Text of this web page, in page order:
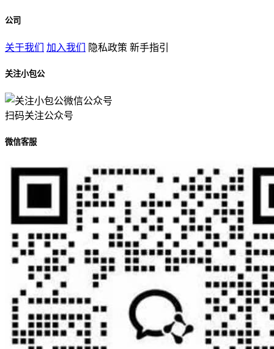
公司
关于我们 加入我们 隐私政策 新手指引
关注小包公
扫码关注公众号
微信客服